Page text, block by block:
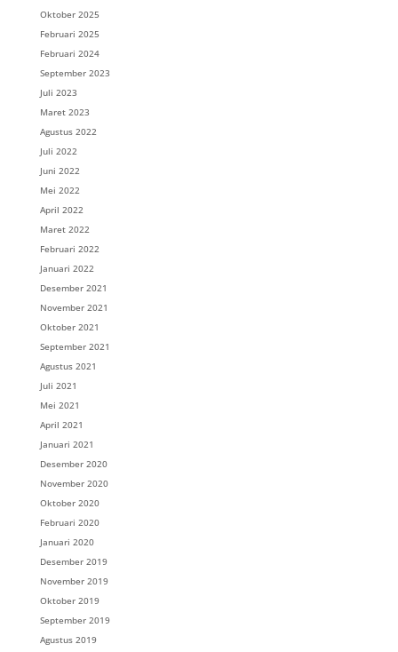
Oktober 2025
Februari 2025
Februari 2024
September 2023
Juli 2023
Maret 2023
Agustus 2022
Juli 2022
Juni 2022
Mei 2022
April 2022
Maret 2022
Februari 2022
Januari 2022
Desember 2021
November 2021
Oktober 2021
September 2021
Agustus 2021
Juli 2021
Mei 2021
April 2021
Januari 2021
Desember 2020
November 2020
Oktober 2020
Februari 2020
Januari 2020
Desember 2019
November 2019
Oktober 2019
September 2019
Agustus 2019